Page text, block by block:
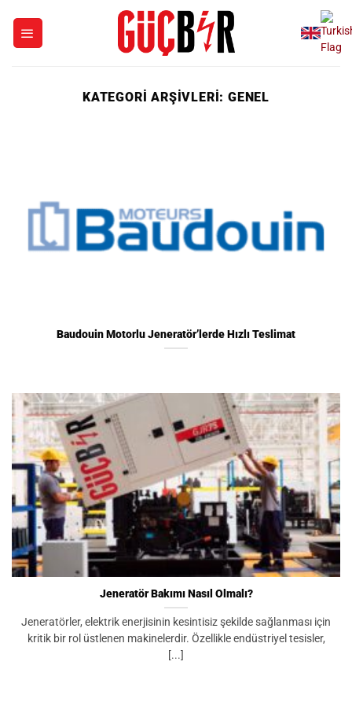
KATEGORI ARŞIVLERI: GENEL
Baudouin Motorlu Jeneratör’lerde Hızlı Teslimat
Jeneratör Bakımı Nasıl Olmalı?
Jeneratörler, elektrik enerjisinin kesintisiz şekilde sağlanması için
kritik bir rol üstlenen makinelerdir. Özellikle endüstriyel tesisler,
[...]